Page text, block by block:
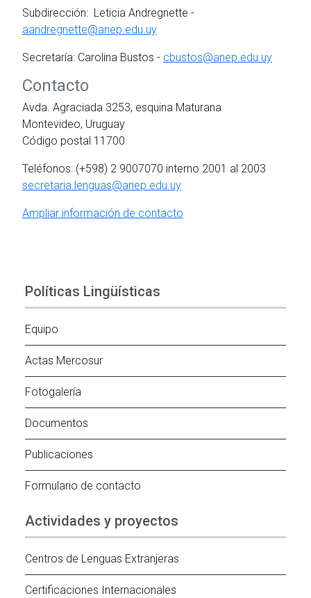
Subdirección: Leticia Andregnette -
aandregnette@anep.edu.uy
Secretaría: Carolina Bustos - cbustos@anep.edu.uy
Contacto
Avda. Agraciada 3253, esquina Maturana
Montevideo, Uruguay
Código postal 11700
Teléfonos: (+598) 2 9007070 interno 2001 al 2003
secretaria.lenguas@anep.edu.uy
Ampliar información de contacto
Políticas Lingüísticas
Equipo
Actas Mercosur
Fotogalería
Documentos
Publicaciones
Formulario de contacto
Actividades y proyectos
Centros de Lenguas Extranjeras
Certificaciones Internacionales